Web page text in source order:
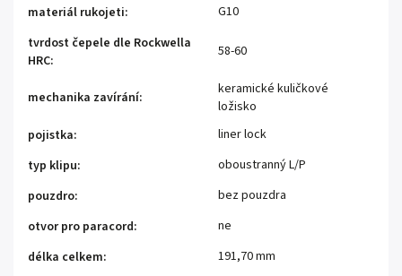
materiál rukojeti:
G10
tvrdost čepele dle Rockwella
HRC:
58-60
mechanika zavírání:
keramické kuličkové
ložisko
pojistka:
liner lock
typ klipu:
oboustranný L/P
pouzdro:
bez pouzdra
otvor pro paracord:
ne
délka celkem:
191,70 mm